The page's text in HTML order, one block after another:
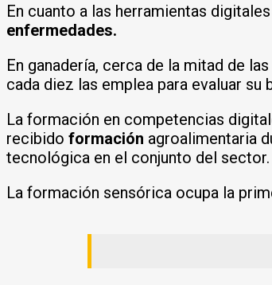
En cuanto a las herramientas
enfermedades.
En ganadería, cerca de la mitad de
cada diez las emplea para evaluar su
La formación en competencias
recibido formación agroalimentaria
tecnológica en el conjunto del sector.
La formación sensórica ocupa la